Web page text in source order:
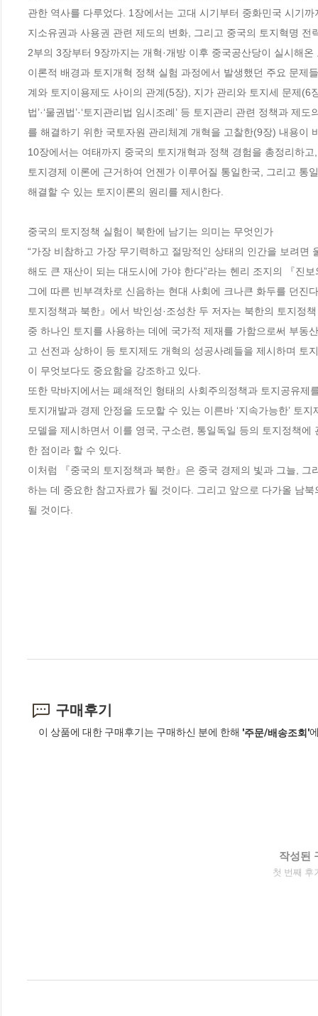
관한 역사를 다루었다. 1장에서는 고대 시기부터 중화민국 시기
지소유권과 사용권 관련 제도의 변화, 그리고 중국의 토지혁명 전
2부의 3장부터 9장까지는 개혁·개방 이후 중국공산당이 실시해
이론적 배경과 토지개혁 정책 실험 과정에서 발생했던 주요 문
계와 토지이용제도 사이의 관계(5장), 지가 관리와 토지세 문제
법’·‘물권법’·‘토지관리법 임시조례’ 등 토지관리 관련 정책과
를 해결하기 위한 국토자원 관리체계 개혁을 고찰한(9장) 내용이
10장에서는 여태까지 중국의 토지개혁과 정책 경험을 총정리하
토지경제 이론에 근거하여 언젠가 이루어질 통일한국, 그리고
해결할 수 있는 토지이론의 원리를 제시한다.
중국의 토지정책 실험이 북한에 남기는 의미는 무엇인가
“가장 비참하고 가장 무기력하고 절망적인 상태의 인간을 보려
해도 큰 재산이 되는 대도시에 가야 한다”라는 헨리 조지의 『진
그에 따른 빈부격차로 신음하는 현대 사회에 크나큰 화두를 던
토지정책과 북한』에서 박인성·조성찬 두 저자는 북한의 토지정
중 하나인 토지를 사용하는 데에 국가적 제재를 가함으로써 부동
고 선전과 상하이 등 토지제도 개혁의 성공사례들을 제시하며
이 무엇보다도 중요함을 강조하고 있다.
또한 막바지에서는 폐쇄적인 형태의 사회주의정책과 토지공유
토지개발과 경제 안정을 도모할 수 있는 이른바 ‘지속가능한’ 토
모델을 제시하면서 이를 영국, 구소련, 통일독일 등의 토지정책
한 점이라 할 수 있다.
이처럼 『중국의 토지정책과 북한』은 중국 경제의 빛과 그늘,
하는 데 중요한 참고자료가 될 것이다. 그리고 앞으로 다가올 남
될 것이다.
구매후기
이 상품에 대한 구매후기는 구매하신 분에 한해 '주문/배송조회'
작성된
첫 번째 후